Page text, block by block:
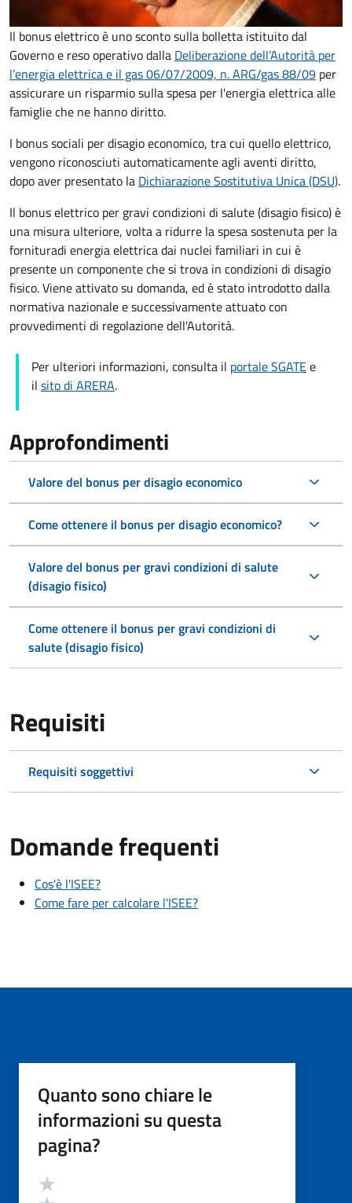
Il bonus elettrico è uno sconto sulla bolletta istituito dal
Governo e reso operativo dalla Deliberazione dell’Autorità per
l’energia elettrica e il gas 06/07/2009, n. ARG/gas 88/09 per
assicurare un risparmio sulla spesa per l'energia elettrica alle
famiglie che ne hanno diritto.
I bonus sociali per disagio economico, tra cui quello elettrico,
vengono riconosciuti automaticamente agli aventi diritto,
dopo aver presentato la Dichiarazione Sostitutiva Unica (DSU).
Il bonus elettrico per gravi condizioni di salute (disagio fisico)è
una misura ulteriore, volta a ridurre la spesa sostenuta per la
fornituradi energia elettrica dai nuclei familiari in cui è
presente un componente che si trova in condizioni di disagio
fisico. Viene attivato su domanda, ed èstato introdotto dalla
normativa nazionale e successivamente attuato con
provvedimenti di regolazione dell'Autorità.
Per ulteriori informazioni, consulta il portale SGATEe
il sito di ARERA.
Approfondimenti
Valore del bonus per disagio economico
Come ottenere il bonus per disagio economico?
Valore del bonus per gravi condizioni di salute
(disagio fisico)
Come ottenere il bonus per gravi condizioni di
salute (disagio fisico)
Requisiti
Requisiti soggettivi
Domande frequenti
Cos'è l'ISEE?
Come fare per calcolare l'ISEE?
Quanto sono chiare le
informazioni su questa
pagina?
Valutazione